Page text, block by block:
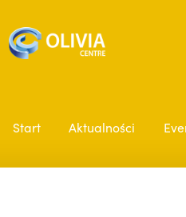
Start Aktualności